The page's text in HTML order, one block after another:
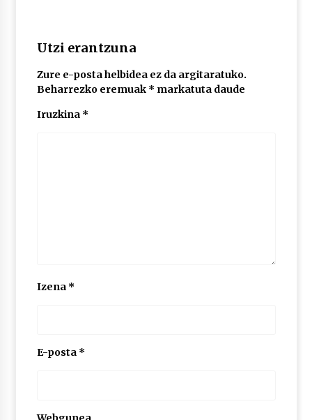
MUSIBLA #297: Bide, Boards Of Canada, Somak,
Tiga, Twisted Teens, Underscores, Habia
2026/07/02
Utzi erantzuna
Zure e-posta helbidea ez da argitaratuko.
Beharrezko eremuak * markatuta daude
Iruzkina *
Izena *
E-posta *